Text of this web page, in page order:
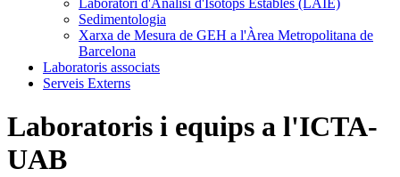
Laboratori d'Anàlisi d'Isòtops Estables (LAIE)
Sedimentologia
Xarxa de Mesura de GEH a l'Àrea Metropolitana de
Barcelona
Laboratoris associats
Serveis Externs
Laboratoris i equips a l'ICTA-
UAB